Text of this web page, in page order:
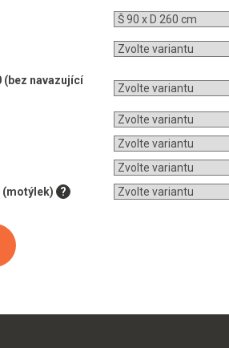
(bez navazující
(motýlek) ?